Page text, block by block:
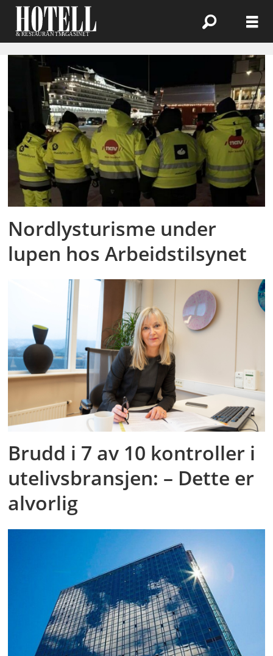
Emne:
arbeidstilsynet
Nordlysturisme under
lupen hos Arbeidstilsynet
Brudd i 7 av 10 kontroller i
utelivsbransjen: – Dette er
alvorlig